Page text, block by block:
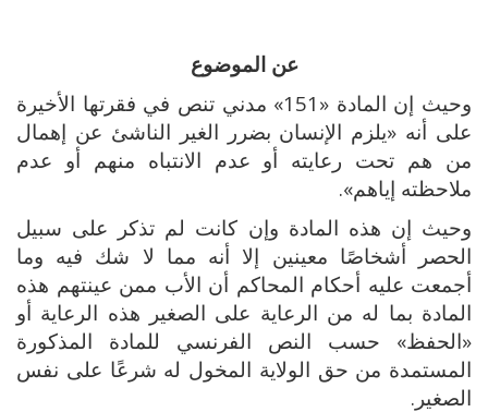
عن الموضوع
وحيث إن المادة «151» مدني تنص في فقرتها الأخيرة
على أنه «يلزم الإنسان بضرر الغير الناشئ عن إهمال
من هم تحت رعايته أو عدم الانتباه منهم أو عدم
ملاحظته إياهم».
وحيث إن هذه المادة وإن كانت لم تذكر على سبيل
الحصر أشخاصًا معينين إلا أنه مما لا شك فيه وما
أجمعت عليه أحكام المحاكم أن الأب ممن عينتهم هذه
المادة بما له من الرعاية على الصغير هذه الرعاية أو
«الحفظ» حسب النص الفرنسي للمادة المذكورة
المستمدة من حق الولاية المخول له شرعًا على نفس
الصغير.